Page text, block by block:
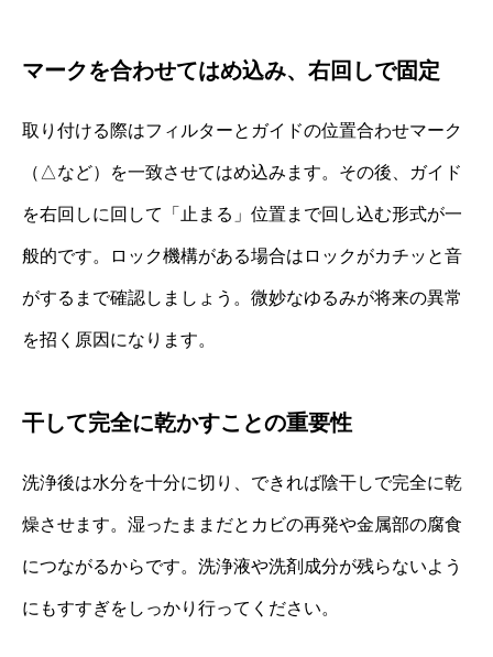
マークを合わせてはめ込み、右回しで固定
取り付ける際はフィルターとガイドの位置合わせマーク
（△など）を一致させてはめ込みます。その後、ガイド
を右回しに回して「止まる」位置まで回し込む形式が一
般的です。ロック機構がある場合はロックがカチッと音
がするまで確認しましょう。微妙なゆるみが将来の異常
を招く原因になります。
干して完全に乾かすことの重要性
洗浄後は水分を十分に切り、できれば陰干しで完全に乾
燥させます。湿ったままだとカビの再発や金属部の腐食
につながるからです。洗浄液や洗剤成分が残らないよう
にもすすぎをしっかり行ってください。